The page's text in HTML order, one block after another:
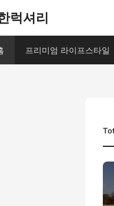
럭셔리
프리미엄 라이프스타일